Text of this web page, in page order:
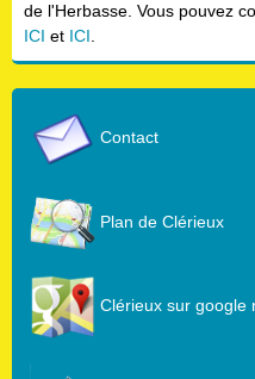
de l'Herbasse. Vous pouvez
ICI et ICI
Contact
Plan de Clérieux
Clérieux sur google